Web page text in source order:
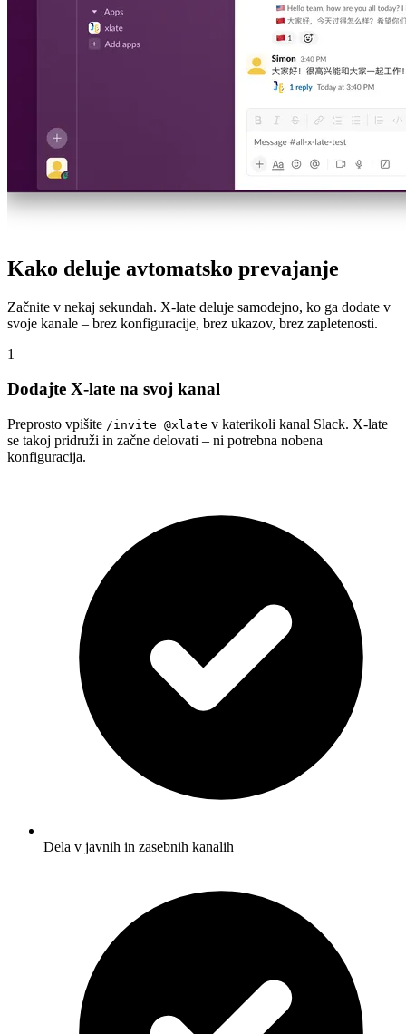
Kako deluje avtomatsko prevajanje
Začnite v nekaj sekundah. X-late deluje samodejno, ko ga dodate v
svoje kanale – brez konfiguracije, brez ukazov, brez zapletenosti.
1
Dodajte X-late na svoj kanal
Preprosto vpišite /invite @xlate v katerikoli kanal Slack. X-late
se takoj pridruži in začne delovati – ni potrebna nobena
konfiguracija.
Dela v javnih in zasebnih kanalih